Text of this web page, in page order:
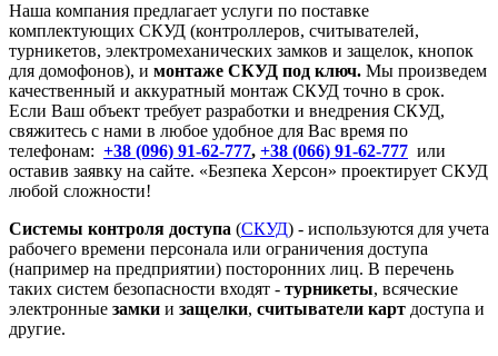
Наша компания предлагает услуги по поставке
комплектующих СКУД (контроллеров, считывателей,
турникетов, электромеханических замков и защелок, кнопок
для домофонов), и монтаже СКУД под ключ. Мы произведем
качественный и аккуратный монтаж СКУД точно в срок.
Если Ваш объект требует разработки и внедрения СКУД,
свяжитесь с нами в любое удобное для Вас время по
телефонам: +38 (096) 91-62-777, +38 (066) 91-62-777 или
оставив заявку на сайте. «Безпека Херсон» проектирует СКУД
любой сложности!
Системы контроля доступа (СКУД) - используются для учета
рабочего времени персонала или ограничения доступа
(например на предприятии) посторонних лиц. В перечень
таких систем безопасности входят - турникеты, всяческие
электронные замки и защелки, считыватели карт доступа и
другие.